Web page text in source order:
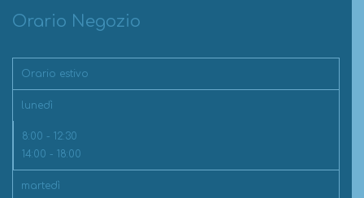
Orario Negozio
Orario estivo
lunedì
8:00 - 12:30
14:00 - 18:00
martedì